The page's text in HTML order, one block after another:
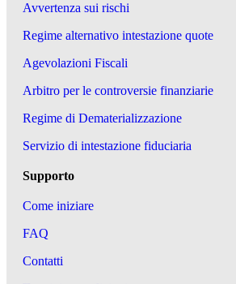
Avvertenza sui rischi
Regime alternativo intestazione quote
Agevolazioni Fiscali
Arbitro per le controversie finanziarie
Regime di Dematerializzazione
Servizio di intestazione fiduciaria
Supporto
Come iniziare
FAQ
Contatti